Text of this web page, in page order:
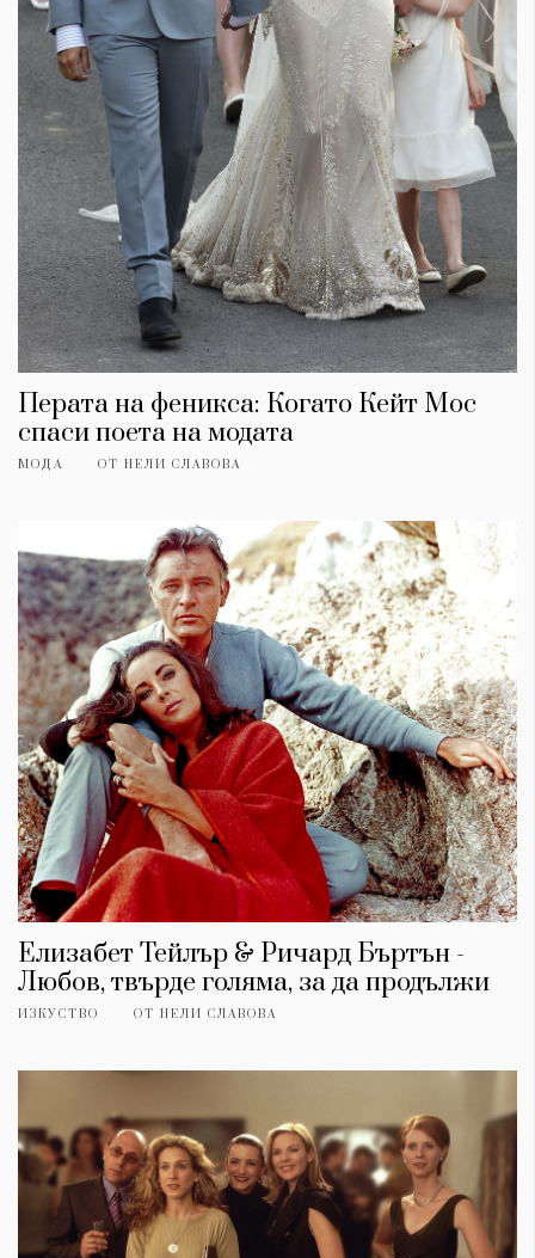
Перата на феникса: Когато Кейт Мос
спаси поета на модата
МОДА ОТ НЕЛИ СЛАВОВА
Елизабет Тейлър & Ричард Бъртън -
Любов, твърде голяма, за да продължи
ИЗКУСТВО ОТ НЕЛИ СЛАВОВА